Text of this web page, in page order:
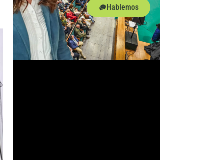
Hablemos